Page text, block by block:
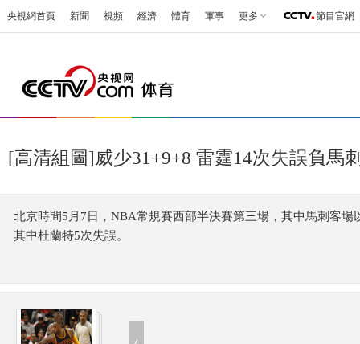
央視網首頁 新聞 視頻 經濟 體育 軍事 更多 節目官網
[高清組圖]威少31+9+8 雷霆14次失誤負馬
北京時間5月7日，NBA常規賽西部半決賽第三場，其中馬刺客
其中杜蘭特5次失誤。